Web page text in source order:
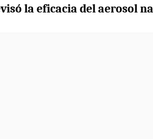
la eficacia del aerosol